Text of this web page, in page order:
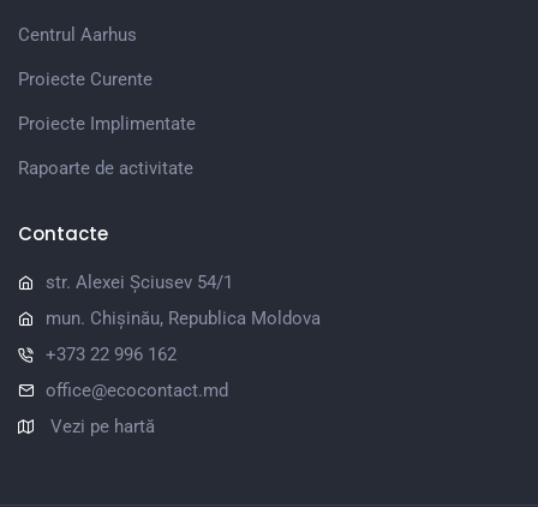
Centrul Aarhus
Proiecte Curente
Proiecte Implimentate
Rapoarte de activitate
Contacte
str. Alexei Șciusev 54/1
mun. Chișinău, Republica Moldova
+373 22 996 162
office@ecocontact.md
Vezi pe hartă